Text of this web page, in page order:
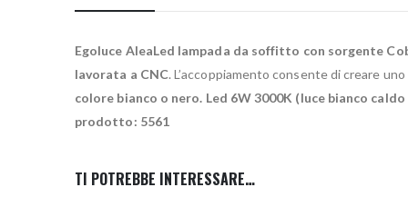
Egoluce AleaLed lampada da soffitto con sorgente
lavorata a CNC. L’accoppiamento consente di creare
colore bianco o nero. Led 6W 3000K (luce bianco
prodotto: 5561
TI POTREBBE INTERESSARE…